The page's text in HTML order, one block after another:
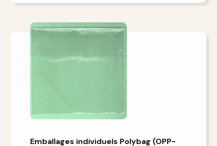
Emballages individuels Polybag (OPP-